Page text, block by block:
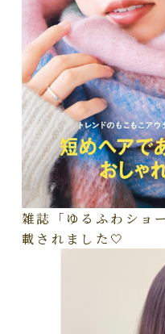
雑誌「ゆるふわショ
載されました🤍